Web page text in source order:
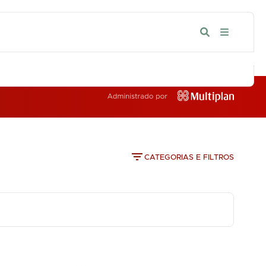
CATEGORIAS E FILTROS